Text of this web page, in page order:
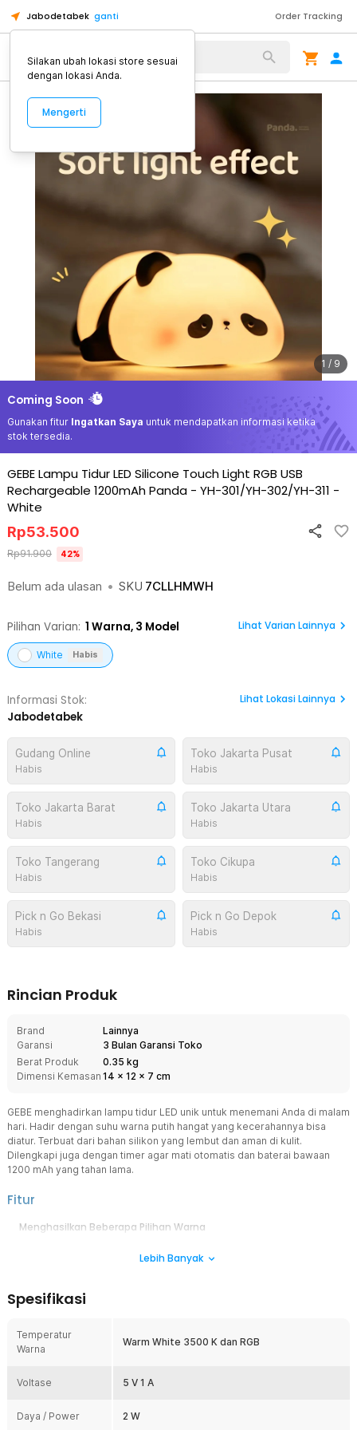
Jabodetabek ganti Order Tracking
Alat Kopi
1 / 9
Coming Soon
Gunakan fitur Ingatkan Saya untuk mendapatkan informasi ketika
stok tersedia.
GEBE Lampu Tidur LED Silicone Touch Light RGB USB
Rechargeable 1200mAh Panda - YH-301/YH-302/YH-311 -
White
Belum ada ulasan • SKU 7CLLHMWH
Rp53.500
Rp91.900 42%
Pilihan Varian: 1 Warna, 3 Model Lihat Varian Lainnya
White Habis
Informasi Stok:
Jabodetabek
Lihat Lokasi Lainnya
Gudang Online
Habis
Toko Jakarta Pusat
Habis
Toko Jakarta Barat
Habis
Toko Jakarta Utara
Habis
Toko Tangerang
Habis
Toko Cikupa
Habis
Pick n Go Bekasi
Habis
Pick n Go Depok
Habis
Rincian Produk
Brand
Lainnya
Garansi
3 Bulan Garansi Toko
Berat Produk
0.35 kg
Dimensi Kemasan 14 x 12 x 7 cm
GEBE menghadirkan lampu tidur LED unik untuk menemani Anda di malam
hari. Hadir dengan suhu warna putih hangat yang kecerahannya bisa
diatur. Terbuat dari bahan silikon yang lembut dan aman di kulit.
Dilengkapi juga dengan timer agar mati otomatis dan baterai bawaan
1200 mAh yang tahan lama.
Fitur
Menghasilkan Beberapa Pilihan Warna
namun menghasilkan beberapa pilihan warna seperti warm white,
Atur Timer Tidur Nyaman
otomatis setelah 30 menit. Cahaya lampu akan menemani Anda saat
menjelang tidur. Setelah 30 menit, tepatnya ketika Anda terlelap,
ruangan juga dapat meningkatkan kualitas tidur Anda.
Dengan bentuknya yang unik dan imut, lampu tidur LED ini dapat
Lebih Banyak
Spesifikasi
Temperatur
Warna
Warm White 3500 K dan RGB
Voltase 5 V 1 A
Daya / Power 2 W
Silakan ubah lokasi store sesuai
dengan lokasi Anda.
Mengerti